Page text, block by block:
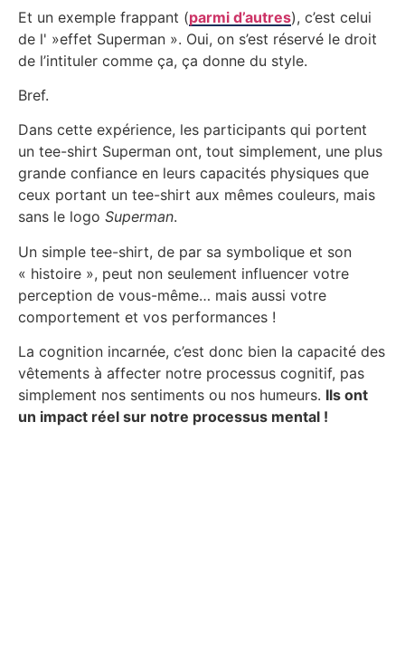
Et un exemple frappant (parmi d’autres), c’est celui
de l' »effet Superman ». Oui, on s’est réservé le droit
de l’intituler comme ça, ça donne du style.
Bref.
Dans cette expérience, les participants qui portent
un tee-shirt Superman ont, tout simplement, une plus
grande confiance en leurs capacités physiques que
ceux portant un tee-shirt aux mêmes couleurs, mais
sans le logo Superman.
Un simple tee-shirt, de par sa symbolique et son
« histoire », peut non seulement influencer votre
perception de vous-même… mais aussi votre
comportement et vos performances !
La cognition incarnée, c’est donc bien la capacité des
vêtements à affecter notre processus cognitif, pas
simplement nos sentiments ou nos humeurs. Ils ont
un impact réel sur notre processus mental !